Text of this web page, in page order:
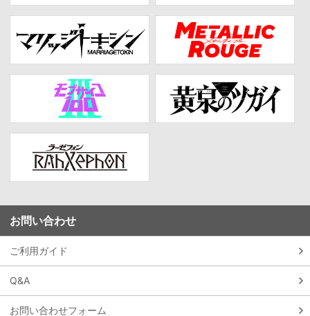
お問い合わせ
ご利用ガイド
Q&A
お問い合わせフォーム